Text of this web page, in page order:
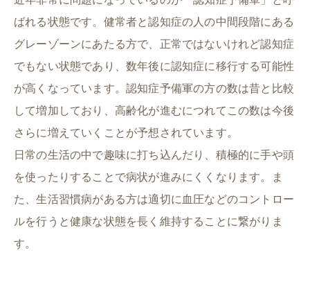
ばれる状態です。健常者と認知症の人の中間段階にある
グレーゾーンにあたる方で、正常ではないけれど認知症
でもない状態であり、数年後に認知症に移行する可能性
が高くなっています。認知症予備軍の方の数は昔と比較
して増加しており、高齢化が進むにつれてこの数は今後
さらに増えていくことが予想されています。
日常の生活の中で趣味に打ち込んだり、積極的に手や頭
を使ったりすることで病状が進みにくくなります。ま
た、生活習慣病がある方は適切に血圧などのコントロー
ルを行うと健康な状態を長く維持することに繋がりま
す。